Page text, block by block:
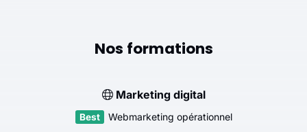
Nos formations
Marketing digital
Webmarketing opérationnel